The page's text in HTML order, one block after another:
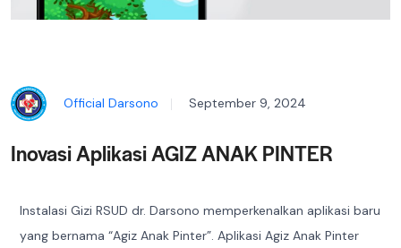
Official Darsono September 9, 2024
Inovasi Aplikasi AGIZ ANAK PINTER
Instalasi Gizi RSUD dr. Darsono memperkenalkan aplikasi baru
yang bernama “Agiz Anak Pinter”. Aplikasi Agiz Anak Pinter